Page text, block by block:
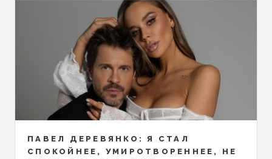
ПАВЕЛ ДЕРЕВЯНКО: Я СТАЛ
СПОКОЙНЕЕ, УМИРОТВОРЕННЕЕ, НЕ